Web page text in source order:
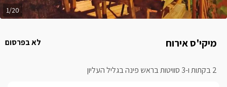
מיקי'ס אירוח
2 בקתות ו-3 סוויטות בראש פינה בגליל העליון
לא בפרסום
1/20